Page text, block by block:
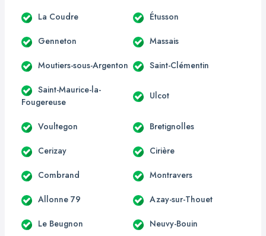
La Coudre Étusson
Genneton Massais
Moutiers-sous-Argenton Saint-Clémentin
Saint-Maurice-la-
Fougereuse
Ulcot
Voultegon Bretignolles
Cerizay Cirière
Combrand Montravers
Allonne 79 Azay-sur-Thouet
Le Beugnon Neuvy-Bouin